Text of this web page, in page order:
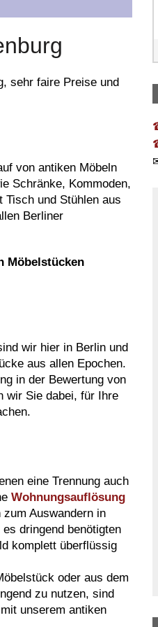
sehr faire Preise und
von antiken Möbeln
Schränke, Kommoden,
und Stühlen aus
Berliner
Möbelstücken
wir hier in Berlin und
aus allen Epochen.
in der Bewertung von
wir Sie dabei, für Ihre
eine Trennung auch
Wohnungsauflösung
Auswandern in
dringend benötigten
komplett überflüssig
oder aus dem
zu nutzen, sind
unserem antiken